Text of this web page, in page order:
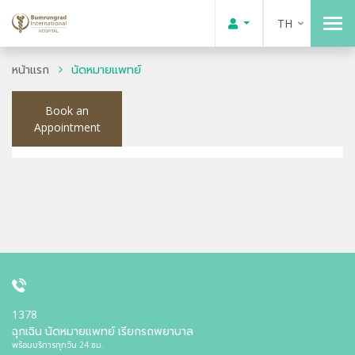
TH
หน้าแรก นัดหมายแพทย์
Book an
Appointment
1378
ฉุกเฉิน นัดหมายแพทย์ เรียกรถพยาบาล
พร้อมบริการทุกวัน 24 ชม.